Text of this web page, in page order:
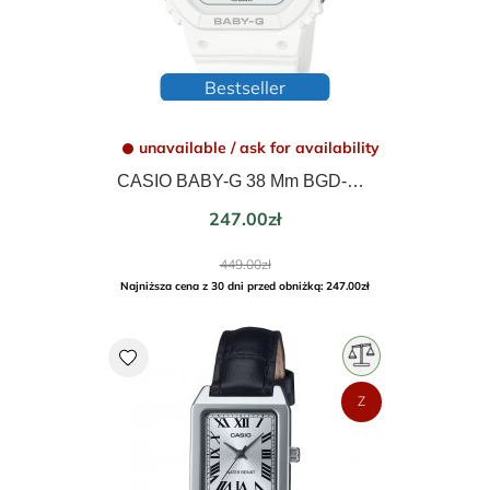
Bestseller
unavailable / ask for availability
CASIO BABY-G 38 Mm BGD-5650U-7ER
Price
247.00zł
Regular
price
449.00zł
Najniższa cena z 30 dni przed obniżką: 247.00zł
favorite
Z